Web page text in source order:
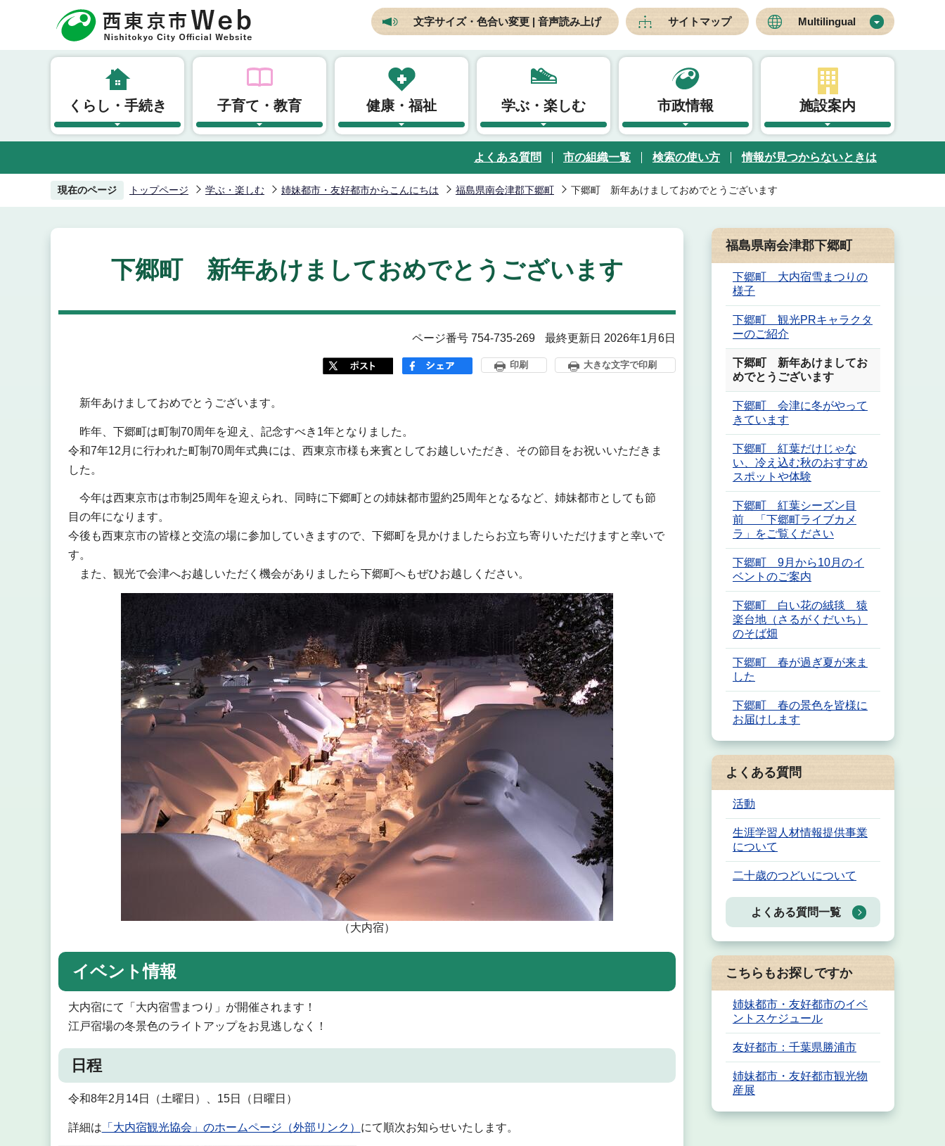
頭
文字サイズ・色合い変更 | 音声読み上げ サイトマップ Multilingual
くらし・手続き 子育て・教育 健康・福祉 学ぶ・楽しむ 市政情報 施設案内
よくある質問 市の組織一覧 検索の使い方 情報が見つからないときは
現在のページ トップページ 学ぶ・楽しむ 姉妹都市・友好都市からこんにちは 福島県南会津郡下郷町 下郷町 新年あけましておめでとうございます
下郷町 新年あけましておめでとうございます
ページ番号 754-735-269 最終更新日 2026年1月6日
印刷 大きな文字で印刷
新年あけましておめでとうございます。
昨年、下郷町は町制70周年を迎え、記念すべき1年となりました。
令和7年12月に行われた町制70周年式典には、西東京市様も来賓としてお越しいただき、その節目をお祝いいただきま
した。
今年は西東京市は市制25周年を迎えられ、同時に下郷町との姉妹都市盟約25周年となるなど、姉妹都市としても節
目の年になります。
今後も西東京市の皆様と交流の場に参加していきますので、下郷町を見かけましたらお立ち寄りいただけますと幸いで
す。
また、観光で会津へお越しいただく機会がありましたら下郷町へもぜひお越しください。
（大内宿）
イベント情報
大内宿にて「大内宿雪まつり」が開催されます！
江戸宿場の冬景色のライトアップをお見逃しなく！
日程
令和8年2月14日（土曜日）、15日（日曜日）
詳細は 「大内宿観光協会」のホームページ（外部リンク） にて順次お知らせいたします。
福島県南会津郡下郷町
下郷町 大内宿雪まつりの
様子
下郷町 観光PRキャラクタ
ーのご紹介
下郷町 新年あけましてお
めでとうございます
下郷町 会津に冬がやって
きています
下郷町 紅葉だけじゃな
い、冷え込む秋のおすすめ
スポットや体験
下郷町 紅葉シーズン目
前 「下郷町ライブカメ
ラ」をご覧ください
下郷町 9月から10月のイ
ベントのご案内
下郷町 白い花の絨毯 猿
楽台地（さるがくだいち）
のそば畑
下郷町 春が過ぎ夏が来ま
した
下郷町 春の景色を皆様に
お届けします
よくある質問
活動
生涯学習人材情報提供事業
について
二十歳のつどいについて
よくある質問一覧
こちらもお探しですか
姉妹都市・友好都市のイベ
ントスケジュール
友好都市：千葉県勝浦市
姉妹都市・友好都市観光物
産展